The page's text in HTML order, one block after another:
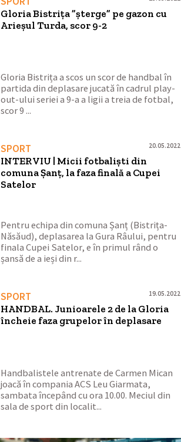
Gloria Bistrița ”șterge” pe gazon cu
Arieșul Turda, scor 9-2
Gloria Bistrița a scos un scor de handbal în
partida din deplasare jucată în cadrul play-
out-ului seriei a 9-a a ligii a treia de fotbal,
scor 9 ...
SPORT 20.05.2022
INTERVIU | Micii fotbaliști din
comuna Șanț, la faza finală a Cupei
Satelor
Pentru echipa din comuna Șanț (Bistrița-
Năsăud), deplasarea la Gura Râului, pentru
finala Cupei Satelor, e în primul rând o
șansă de a ieși din r...
SPORT 19.05.2022
HANDBAL. Junioarele 2 de la Gloria
încheie faza grupelor în deplasare
Handbalistele antrenate de Carmen Mican
joacă în compania ACS Leu Giarmata,
sambata începând cu ora 10.00. Meciul din
sala de sport din localit...